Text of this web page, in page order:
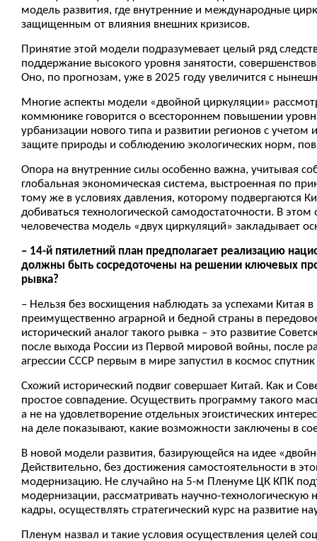
модель развития, где внутренние и международные
защищенным от влияния внешних кризисов.
Принятие этой модели подразумевает целый ряд
поддержание высокого уровня занятости,
Оно, по прогнозам, уже в 2025 году увеличится с
Многие аспекты модели «двойной циркуляции»
коммюнике говорится о всестороннем повышении
урбанизации нового типа и развитии регионов с
защите природы и соблюдению экологических норм,
Опора на внутренние силы особенно важна, учитывая
глобальная экономическая система, выстроенная по
тому же в условиях давления, которому подвергаются
добиваться технологической самодостаточности. В
человечества модель «двух циркуляций» закладывает
– 14-й пятилетний план предполагает реализацию
должны быть сосредоточены на решении ключевых
рывка?
– Нельзя без восхищения наблюдать за успехами Китая
преимущественно аграрной и бедной страны в
исторический аналог такого рывка – это развитие
после выхода России из Первой мировой войны, после
агрессии СССР первым в мире запустил в космос
Схожий исторический подвиг совершает Китай. Как и
простое совпадение. Осуществить программу такого
а не на удовлетворение отдельных эгоистических
на деле показывают, какие возможности заключены в
В новой модели развития, базирующейся на идее
Действительно, без достижения самостоятельности в
модернизацию. Не случайно на 5-м Пленуме ЦК КПК
модернизации, рассматривать научно-технологическую
кадры, осуществлять стратегический курс на развитие
Пленум назвал и такие условия осуществления целей